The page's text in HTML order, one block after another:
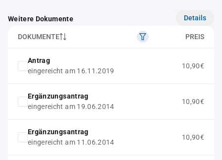
Weitere Dokumente Details
DOKUMENTE PREIS
Antrag
eingereicht am 16.11.2019
10,90€
Ergänzungsantrag
eingereicht am 19.06.2014
10,90€
Ergänzungsantrag
eingereicht am 11.06.2014
10,90€